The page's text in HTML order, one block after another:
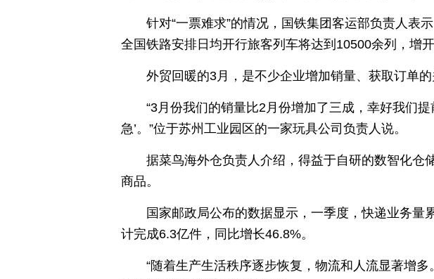
针对“一票难求”的情况，国铁集团客运部负责人表
全国铁路安排日均开行旅客列车将达到10500余列，增
外贸回暖的3月，是不少企业增加销量、获取订单
“3月份我们的销量比2月份增加了三成，幸好我们
急’。”位于苏州工业园区的一家玩具公司负责人说。
据菜鸟海外仓负责人介绍，得益于自研的数智化仓
商品。
国家邮政局公布的数据显示，一季度，快递业务
计完成6.3亿件，同比增长46.8%。
“随着生产生活秩序逐步恢复，物流和人流显著增